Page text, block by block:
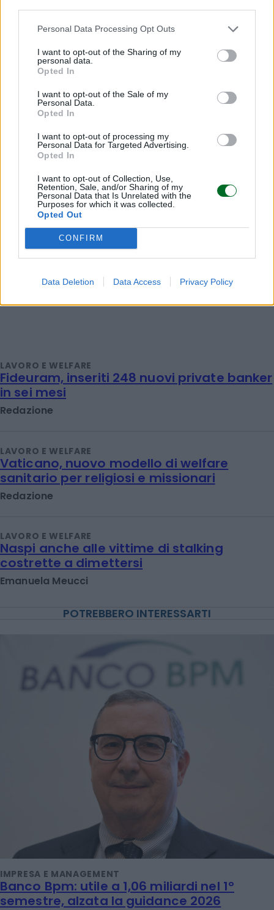
Personal Data Processing Opt Outs
I want to opt-out of the Sharing of my
personal data.
Opted In
I want to opt-out of the Sale of my
Personal Data.
Opted In
I want to opt-out of processing my
Personal Data for Targeted Advertising.
Opted In
I want to opt-out of Collection, Use,
Retention, Sale, and/or Sharing of my
Personal Data that Is Unrelated with the
Purposes for which it was collected.
Opted Out
CONFIRM
Data Deletion Data Access Privacy Policy
LEGGI ANCHE
LAVORO E WELFARE
Fideuram, inseriti 248 nuovi private banker
in sei mesi
Redazione
LAVORO E WELFARE
Vaticano, nuovo modello di welfare
sanitario per religiosi e missionari
Redazione
LAVORO E WELFARE
Naspi anche alle vittime di stalking
costrette a dimettersi
Emanuela Meucci
POTREBBERO INTERESSARTI
IMPRESA E MANAGEMENT
Banco Bpm: utile a 1,06 miliardi nel 1°
semestre, alzata la guidance 2026